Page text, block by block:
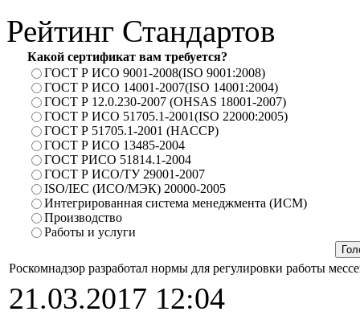
Рейтинг Стандартов
Какой сертификат вам требуется?
ГОСТ Р ИСО 9001-2008(ISO 9001:2008)
ГОСТ Р ИСО 14001-2007(ISO 14001:2004)
ГОСТ Р 12.0.230-2007 (OHSAS 18001-2007)
ГОСТ Р ИСО 51705.1-2001(ISO 22000:2005)
ГОСТ Р 51705.1-2001 (HACCP)
ГОСТ Р ИСО 13485-2004
ГОСТ РИСО 51814.1-2004
ГОСТ Р ИСО/ТУ 29001-2007
ISO/IEC (ИСО/МЭК) 20000-2005
Интегрированная система менеджмента (ИСМ)
Производство
Работы и услуги
Роскомнадзор разработал нормы для регулировки работы
21.03.2017 12:04